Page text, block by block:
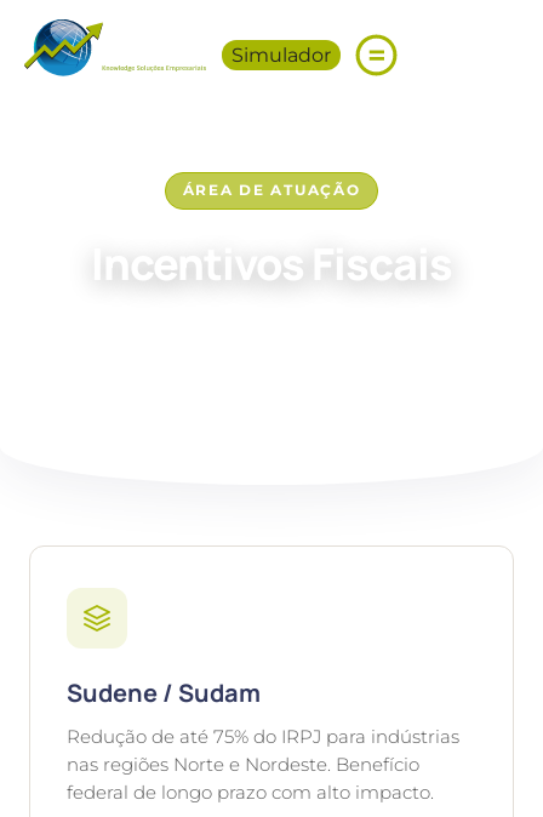
Simulador
ÁREA DE ATUAÇÃO
Incentivos Fiscais
Sudene / Sudam
Redução de até 75% do IRPJ para indústrias
nas regiões Norte e Nordeste. Benefício
federal de longo prazo com alto impacto.